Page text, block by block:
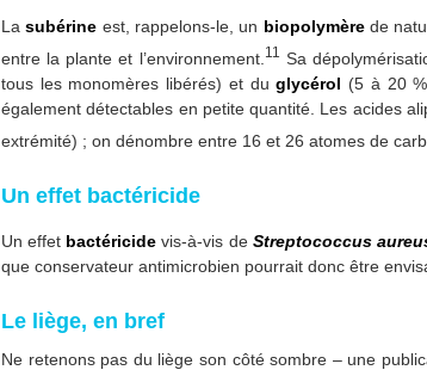
Lasubérine est, rappelons-le, un biopolymèrede
entre la plante et l’environnement. 11 Sa
tous les monomères libérés) et duglycérol (5 à 20
également détectables en petite quantité. Les acides
extrémité) ; on dénombre entre 16 et 26 atomes de
Un effet bactéricide
Un effet bactéricide vis-à-vis de Streptococcus
que conservateur antimicrobien pourrait donc être
Le liège, en bref
Ne retenons pas du liège son côté sombre – une